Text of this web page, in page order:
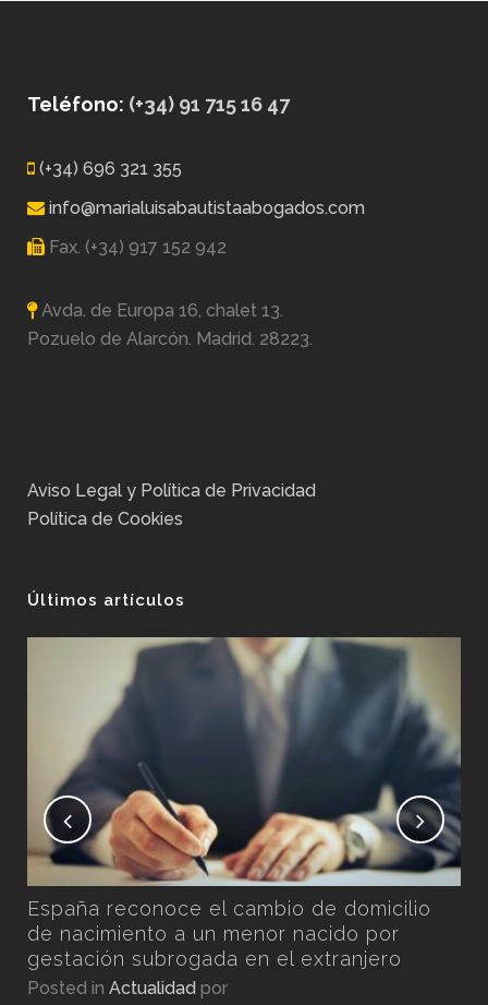
Teléfono: (+34) 91 715 16 47
(+34) 696 321 355
info@marialuisabautistaabogados.com
Fax. (+34) 917 152 942
Avda. de Europa 16, chalet 13.
Pozuelo de Alarcón. Madrid. 28223.
Aviso Legal y Política de Privacidad
Política de Cookies
Últimos artículos
España reconoce el cambio de domicilio
de nacimiento a un menor nacido por
gestación subrogada en el extranjero
Posted in Actualidad por